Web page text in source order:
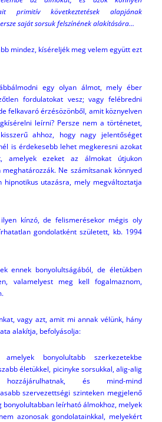
primitív következtetések alapjának
saját sorsuk felszínének alakítására…
mindez, kíséreljék meg velem együtt ezt
egy olyan álmot, mely éber
fordulatokat vesz; vagy felébredni
felkavaró érzésözönből, amit köznyelven
leírni? Persze nem a történetet,
ahhoz, hogy nagy jelentőséget
is érdekesebb lehet megkeresni azokat
amelyek ezeket az álmokat útjukon
Ne számítsanak könnyed
hipnotikus utazásra, mely megváltoztatja
kínzó, de felismerésekor mégis oly
gondolatként született, kb. 1994
ennek bonyolultságából, de életükben
valamelyest meg kell fogalmaznom,
vagy azt, amit mi annak vélünk, hány
alakítja, befolyásolja:
amelyek bonyolultabb szerkezetekbe
életükkel, picinyke sorsukkal, alig-alig
és mind-mind
szervezettségi szinteken megjelenő
bonyolultabban leírható álmokhoz, melyek
azonosak gondolatainkkal, melyekért